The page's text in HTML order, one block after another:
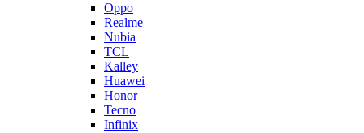
Oppo
Realme
Nubia
TCL
Kalley
Huawei
Honor
Tecno
Infinix